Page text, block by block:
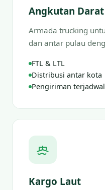
Angkutan Darat
Armada trucking
dan antar pulau
FTL & LTL
Distribusi antar kota
Pengiriman terjadwal
Kargo Laut